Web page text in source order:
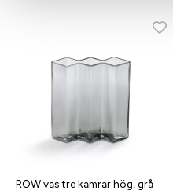
ROW vas tre kamrar hög, grå